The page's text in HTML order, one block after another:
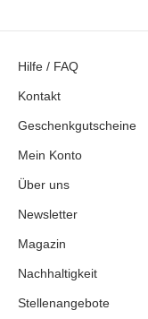
Hilfe / FAQ
Kontakt
Geschenkgutscheine
Mein Konto
Über uns
Newsletter
Magazin
Nachhaltigkeit
Stellenangebote